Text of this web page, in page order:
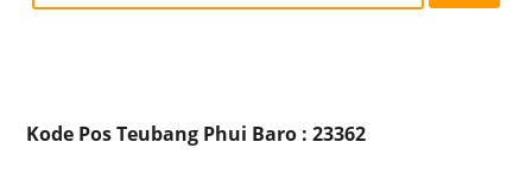
Kode Pos Teubang Phui Baro : 23362